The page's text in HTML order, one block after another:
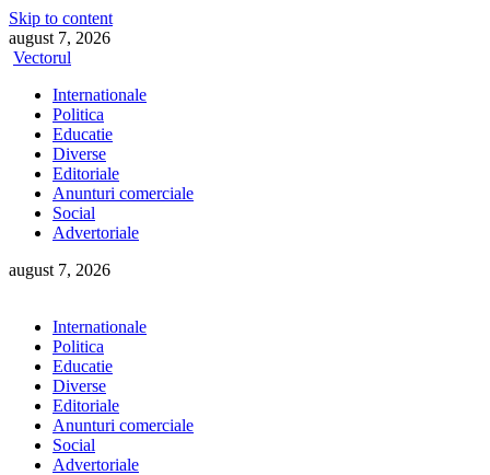
Skip to content
august 7, 2026
Vectorul
Internationale
Politica
Educatie
Diverse
Editoriale
Anunturi comerciale
Social
Advertoriale
august 7, 2026
Internationale
Politica
Educatie
Diverse
Editoriale
Anunturi comerciale
Social
Advertoriale